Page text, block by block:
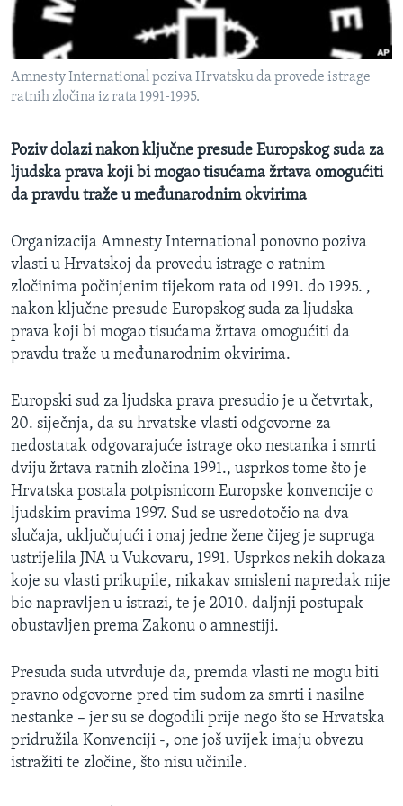
MAGAZIN
O GLASU AMERIKE
Learning English
PRATITE NAS
Amnesty International poziva Hrvatsku da provede istrage
ratnih zločina iz rata 1991-1995.
Poziv dolazi nakon ključne presude Europskog suda za
ljudska prava koji bi mogao tisućama žrtava omogućiti
da pravdu traže u međunarodnim okvirima
Organizacija Amnesty International ponovno poziva
vlasti u Hrvatskoj da provedu istrage o ratnim
zločinima počinjenim tijekom rata od 1991. do 1995. ,
nakon ključne presude Europskog suda za ljudska
prava koji bi mogao tisućama žrtava omogućiti da
pravdu traže u međunarodnim okvirima.
Europski sud za ljudska prava presudio je u četvrtak,
20. siječnja, da su hrvatske vlasti odgovorne za
nedostatak odgovarajuće istrage oko nestanka i smrti
dviju žrtava ratnih zločina 1991., usprkos tome što je
Hrvatska postala potpisnicom Europske konvencije o
ljudskim pravima 1997. Sud se usredotočio na dva
slučaja, uključujući i onaj jedne žene čijeg je supruga
ustrijelila JNA u Vukovaru, 1991. Usprkos nekih dokaza
koje su vlasti prikupile, nikakav smisleni napredak nije
bio napravljen u istrazi, te je 2010. daljnji postupak
obustavljen prema Zakonu o amnestiji.
Presuda suda utvrđuje da, premda vlasti ne mogu biti
pravno odgovorne pred tim sudom za smrti i nasilne
nestanke – jer su se dogodili prije nego što se Hrvatska
pridružila Konvenciji -, one još uvijek imaju obvezu
istražiti te zločine, što nisu učinile.